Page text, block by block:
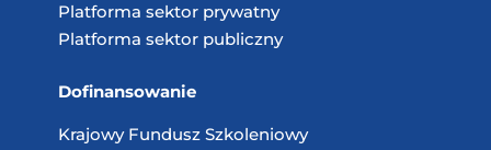
Platforma sektor prywatny
Platforma sektor publiczny
Dofinansowanie
Krajowy Fundusz Szkoleniowy